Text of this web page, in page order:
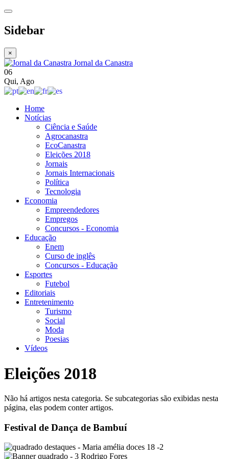
Sidebar
×
Jornal da Canastra
06
Qui, Ago
Home
Notícias
Ciência e Saúde
Agrocanastra
EcoCanastra
Eleições 2018
Jornais
Jornais Internacionais
Política
Tecnologia
Economia
Empreendedores
Empregos
Concursos - Economia
Educação
Enem
Curso de inglês
Concursos - Educação
Esportes
Futebol
Editoriais
Entretenimento
Turismo
Social
Moda
Poesias
Vídeos
Eleições 2018
Não há artigos nesta categoria. Se subcategorias são exibidas nesta
página, elas podem conter artigos.
Festival de Dança de Bambuí